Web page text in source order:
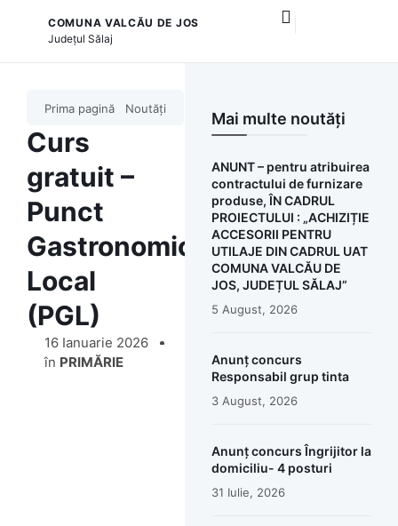
COMUNA VALCĂU DE JOS
Județul Sălaj
Prima pagină Noutăți
Curs
gratuit –
Punct
Gastronomic
Local
(PGL)
16 Ianuarie 2026
în PRIMĂRIE
Mai multe noutăți
ANUNT – pentru atribuirea
contractului de furnizare
produse, ÎN CADRUL
PROIECTULUI : „ACHIZIȚIE
ACCESORII PENTRU
UTILAJE DIN CADRUL UAT
COMUNA VALCĂU DE
JOS, JUDEȚUL SĂLAJ”
5 August, 2026
Anunț concurs
Responsabil grup tinta
3 August, 2026
Anunț concurs Îngrijitor la
domiciliu- 4 posturi
31 Iulie, 2026